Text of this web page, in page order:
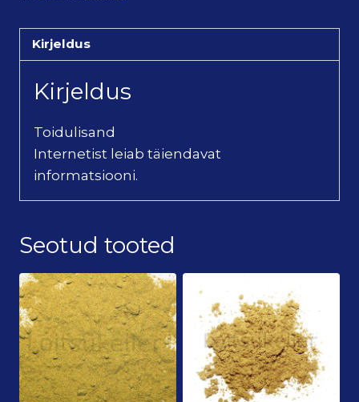
Kirjeldus
Kirjeldus
Toidulisand
Internetist leiab täiendavat
informatsiooni.
Seotud tooted